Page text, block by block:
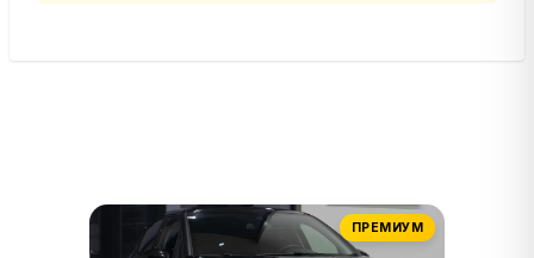
ПРЕМИУМ